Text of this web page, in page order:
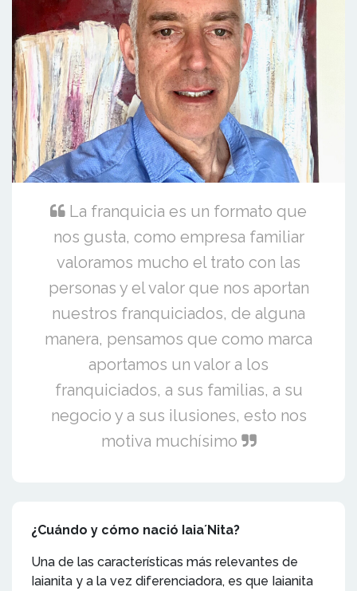
La franquicia es un formato que
nos gusta, como empresa familiar
valoramos mucho el trato con las
personas y el valor que nos aportan
nuestros franquiciados, de alguna
manera, pensamos que como marca
aportamos un valor a los
franquiciados, a sus familias, a su
negocio y a sus ilusiones, esto nos
motiva muchísimo
¿Cuándo y cómo nació Iaia´Nita?
Una de las características más relevantes de
Iaianita y a la vez diferenciadora, es que Iaianita